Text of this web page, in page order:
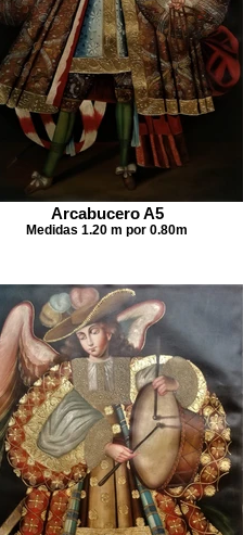
Arcabucero A5
Medidas 1.20 m por 0.80m